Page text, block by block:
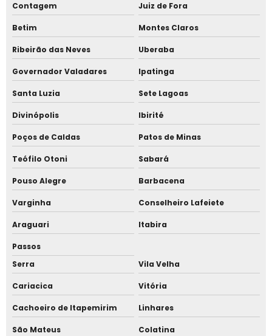
Galpão lonado locação
Galpão lonado preço
Galpões de lona para locação
Galpões lonados
Locação de disciplinadores
Locação de galpão de lona
Locação de galpão de lona treliçado
Locação de tenda 3x3
Locação de tenda 5x5
Locação de tenda aluguel
Locação de tenda bolha
Contagem Juiz de Fora
Betim Montes Claros
Ribeirão das Neves Uberaba
Governador Valadares Ipatinga
Santa Luzia Sete Lagoas
Divinópolis Ibirité
Poços de Caldas Patos de Minas
Teófilo Otoni Sabará
Pouso Alegre Barbacena
Varginha Conselheiro Lafeiete
Araguari Itabira
Passos
Serra
Vila Velha
Cariacica Vitória
Cachoeiro de Itapemirim Linhares
São Mateus Colatina